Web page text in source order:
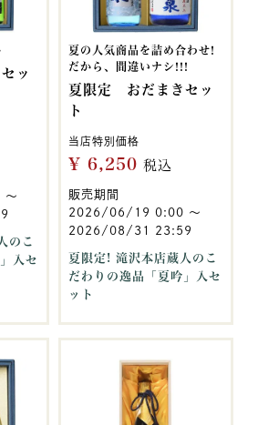
ッ
〜
のこ
入セ
夏の人気商品を詰め合わせ!
だから、間違いナシ!!!
夏限定 おだまきセッ
ト
当店特別価格
¥ 6,250 税込
販売期間
2026/06/19 0:00 〜
2026/08/31 23:59
夏限定! 滝沢本店蔵人のこ
だわりの逸品「夏吟」入セ
ット